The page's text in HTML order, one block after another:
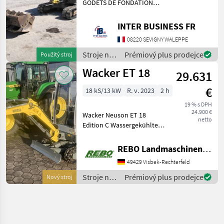
Použitý stroj
GODETS DE FONDATION
MOTEUR YANMAR 4
CYLINDRES Stroje na stavbu
INTER BUSINESS FR
08220 SEVIGNY WALEPPE
Stroje na
stavbu /
Wacker
Prémiový plus prodejce
Nový stroj
Wacker ET 18
29.631
€
19 % s DPH
24.900 €
netto
18 kS/13 kW R. v. 2023 2 h
Wacker Neuson ET 18
Edition C Wassergekühlter
Fahrbereiche Telefahrwerk
Kabine mit Lüftung und
Heizung Radiovorbereitung
(Antenne, Boxen) D
REBO Landmaschinen GmbH, Zentrale
49429 Visbek-Rechterfeld
Stroje na
stavbu /
Prémiový plus prodejce